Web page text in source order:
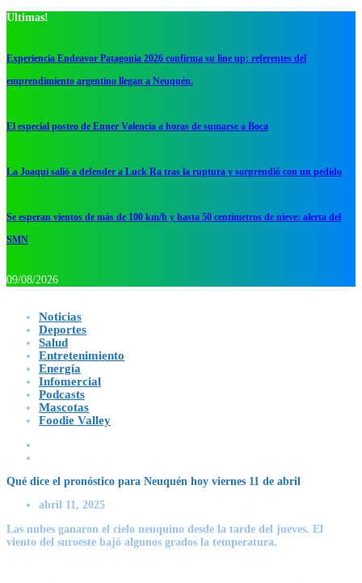
Ultimas!
Experiencia Endeavor Patagonia 2026 confirma su line up: referentes del
emprendimiento argentino llegan a Neuquén.
El especial posteo de Enner Valencia a horas de sumarse a Boca
La Joaqui salió a defender a Luck Ra tras la ruptura y sorprendió con un pedido
Se esperan vientos de más de 100 km/h y hasta 50 centímetros de nieve: alerta del
SMN
09/08/2026
Noticias
Deportes
Salud
Entretenimiento
Energía
Infomercial
Podcasts
Mascotas
Foodie Valley
Qué dice el pronóstico para Neuquén hoy viernes 11 de abril
abril 11, 2025
Las nubes ganaron el cielo neuquino desde la tarde del jueves. El
viento del suroeste bajó algunos grados la temperatura.